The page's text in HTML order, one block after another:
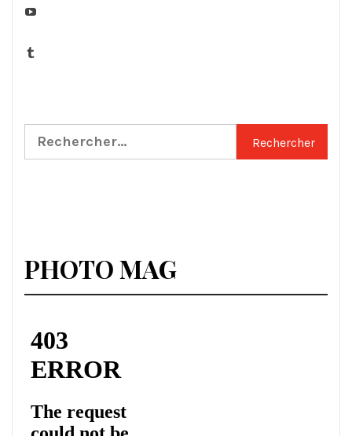
YouTube
Tumblr
Rechercher :
PHOTO MAG